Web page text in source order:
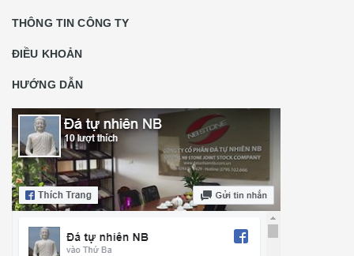
THÔNG TIN CÔNG TY
ĐIỀU KHOẢN
HƯỚNG DẪN